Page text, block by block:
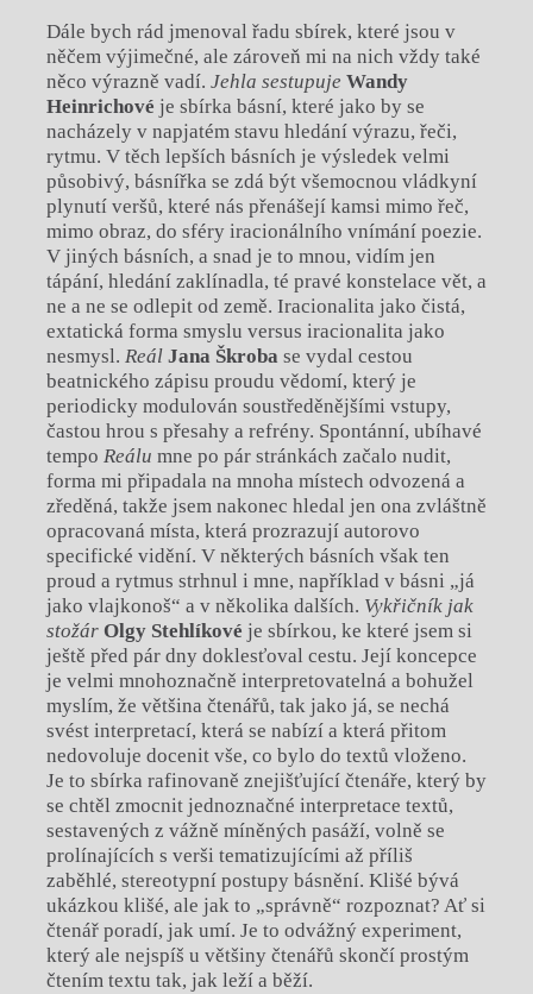
Dále bych rád jmenoval řadu sbírek, které jsou v
něčem výjimečné, ale zároveň mi na nich vždy také
něco výrazně vadí. Jehla sestupuje Wandy
Heinrichové je sbírka básní, které jako by se
nacházely v napjatém stavu hledání výrazu, řeči,
rytmu. V těch lepších básních je výsledek velmi
působivý, básnířka se zdá být všemocnou vládkyní
plynutí veršů, které nás přenášejí kamsi mimo řeč,
mimo obraz, do sféry iracionálního vnímání poezie.
V jiných básních, a snad je to mnou, vidím jen
tápání, hledání zaklínadla, té pravé konstelace vět, a
ne a ne se odlepit od země. Iracionalita jako čistá,
extatická forma smyslu versus iracionalita jako
nesmysl. Reál Jana Škroba se vydal cestou
beatnického zápisu proudu vědomí, který je
periodicky modulován soustředěnějšími vstupy,
častou hrou s přesahy a refrény. Spontánní, ubíhavé
tempo Reálu mne po pár stránkách začalo nudit,
forma mi připadala na mnoha místech odvozená a
zředěná, takže jsem nakonec hledal jen ona zvláštně
opracovaná místa, která prozrazují autorovo
specifické vidění. V některých básních však ten
proud a rytmus strhnul i mne, například v básni „já
jako vlajkonoš“ a v několika dalších. Vykřičník jak
stožár Olgy Stehlíkové je sbírkou, ke které jsem si
ještě před pár dny doklesťoval cestu. Její koncepce
je velmi mnohoznačně interpretovatelná a bohužel
myslím, že většina čtenářů, tak jako já, se nechá
svést interpretací, která se nabízí a která přitom
nedovoluje docenit vše, co bylo do textů vloženo.
Je to sbírka rafinovaně znejišťující čtenáře, který by
se chtěl zmocnit jednoznačné interpretace textů,
sestavených z vážně míněných pasáží, volně se
prolínajících s verši tematizujícími až příliš
zaběhlé, stereotypní postupy básnění. Klišé bývá
ukázkou klišé, ale jak to „správně“ rozpoznat? Ať si
čtenář poradí, jak umí. Je to odvážný experiment,
který ale nejspíš u většiny čtenářů skončí prostým
čtením textu tak, jak leží a běží.